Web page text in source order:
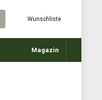
Wunschliste
Magazin